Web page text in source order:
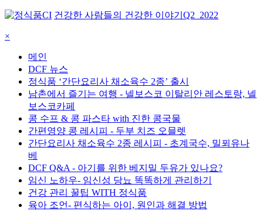
건강한 사람들의 건강한 이야기 Q2_2022
×
메인
DCF 뉴스
정식품 ‘간단요리사 채소육수 2종’ 출시
남촌에서 즐기는 여행 - 넬보스코 이탈리안 레스토랑, 넬
보스코카페
콩 수프 & 콩 파스타 with 진한 콩국물
간편영양 콩 레시피 - 두부 치즈 오믈렛
간단요리사 채소육수 2종 레시피 - 초계국수, 밀푀유나
베
DCF Q&A - 아기를 위한 베지밀 두유가 있나요?
임신 노하우- 임신성 당뇨 똑똑하게 관리하기
건강 관리 꿀팁 WITH 정식품
육아 조언- 편식하는 아이, 원인과 해결 방법